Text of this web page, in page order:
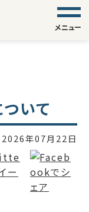
メニュー
いて
2026年07月22日